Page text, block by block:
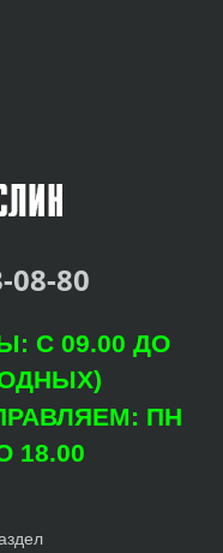
08-80
С 09.00 ДО
ПН
18.00